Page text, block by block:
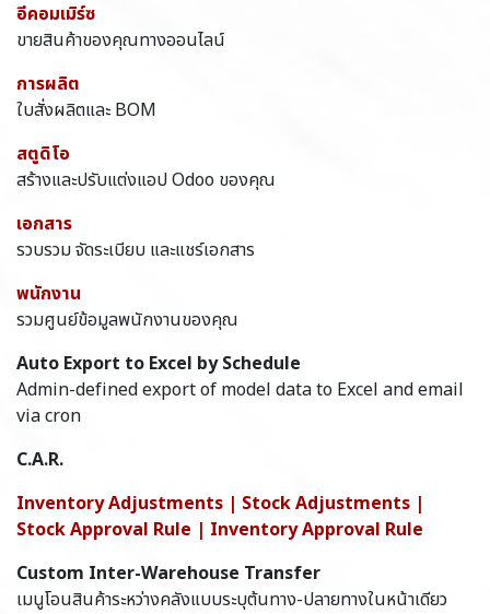
อีคอมเมิร์ซ
ขายสินค้าของคุณทางออนไลน์
การผลิต
ใบสั่งผลิตและ BOM
สตูดิโอ
สร้างและปรับแต่งแอป Odoo ของคุณ
เอกสาร
รวบรวม จัดระเบียบ และแชร์เอกสาร
พนักงาน
รวมศูนย์ข้อมูลพนักงานของคุณ
Auto Export to Excel by Schedule
Admin-defined export of model data to Excel and email
via cron
C.A.R.
Inventory Adjustments | Stock Adjustments |
Stock Approval Rule | Inventory Approval Rule
Custom Inter-Warehouse Transfer
เมนูโอนสินค้าระหว่างคลังแบบระบุต้นทาง-ปลายทางในหน้าเดียว